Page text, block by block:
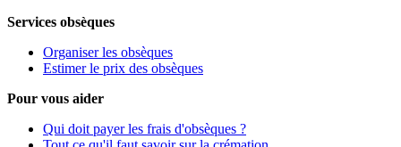
Services obsèques
Organiser les obsèques
Estimer le prix des obsèques
Pour vous aider
Qui doit payer les frais d'obsèques ?